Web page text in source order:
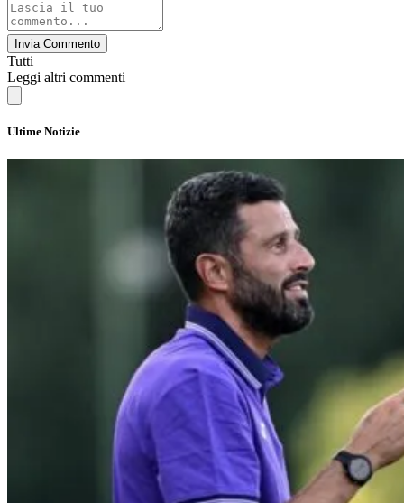
Invia Commento
Tutti
Leggi altri commenti
Ultime Notizie